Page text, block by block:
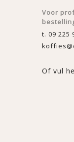
Voor
t. 09 225
Of vul